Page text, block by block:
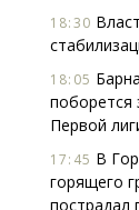
18:30
18:05
поборется
Первой
17:45 В
горящего
пострадал